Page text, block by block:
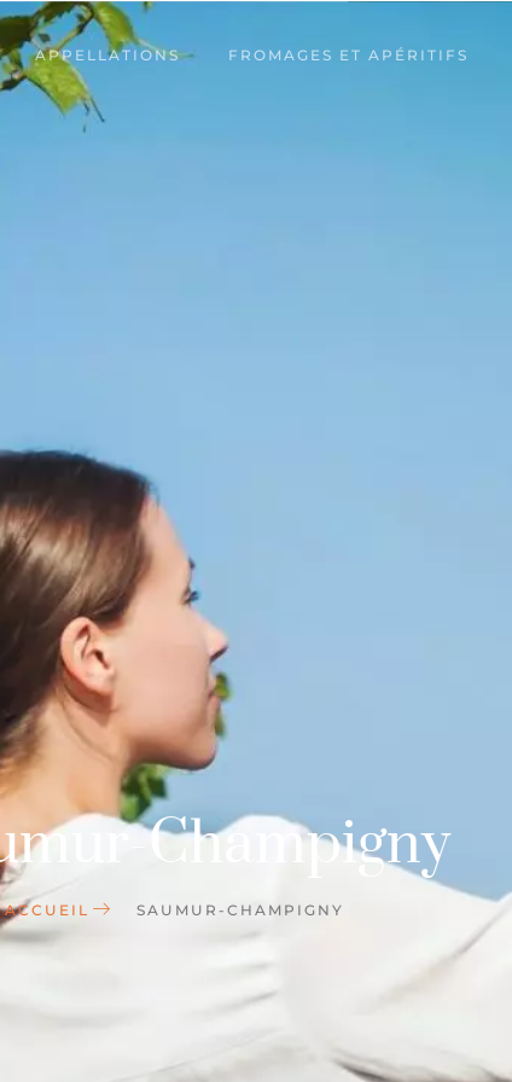
APPELLATIONS FROMAGES ET APÉRITIFS
Champigny
ACCUEIL SAUMUR-CHAMPIGNY